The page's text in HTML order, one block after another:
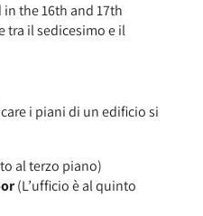
in the 16th and 17th
tra il sedicesimo e il
i piani di un edificio si
al terzo piano)
(L’ufficio è al quinto